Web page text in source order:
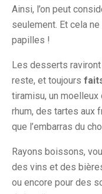
Ainsi, l’on peut
seulement. Et cela
papilles !
Les desserts
reste, et toujours
tiramisu, un moelleux
rhum, des tartes aux
que l’embarras du
Rayons boissons,
des vins et des
ou encore pour des